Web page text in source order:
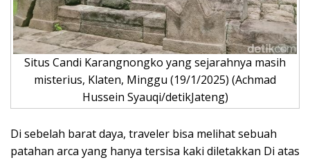
Situs Candi Karangnongko yang sejarahnya masih
misterius, Klaten, Minggu (19/1/2025) (Achmad
Hussein Syauqi/detikJateng)
Di sebelah barat daya, traveler bisa melihat sebuah
patahan arca yang hanya tersisa kaki diletakkan Di atas